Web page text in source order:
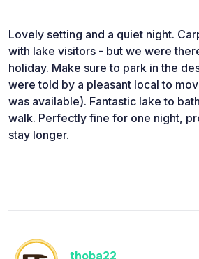
Lovely setting and a quiet night.
with lake visitors - but we were
holiday. Make sure to park in the
were told by a pleasant local to
was available). Fantastic lake to
walk. Perfectly fine for one night,
stay longer.
thoba22